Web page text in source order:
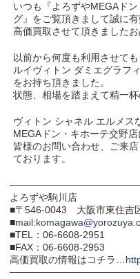
いつも『よろずやMEGAド
グ』をご覧頂きまして誠に有
高価買取させて頂きました
以前から何度も利用させて
ルイヴィトン ダミエグラフ
をお持ち頂きました。
状態、相場を踏まえて精一
ヴィトン シャネル エルメス
MEGAドン・キホーテ交野店
皆様のお問い合わせ、ご来
ております。
よろずや駒川店
■〒546-0043 大阪市東住吉
■mail:
■TEL：06-6608-2951
■FAX：06-6608-2953
高価買取の情報はコチラ…